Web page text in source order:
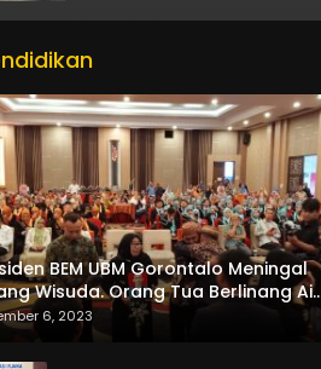
BEM UBM Gorontalo Meningal
Wisuda. Orang Tua Berlinang Air
Menerima SKL dan Pemasangan
6, 2023